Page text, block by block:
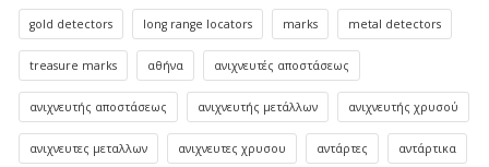
gold detectors long range locators marks metal detectors
treasure marks αθήνα ανιχνευτές αποστάσεως
ανιχνευτής αποστάσεως ανιχνευτής μετάλλων ανιχνευτής χρυσού
ανιχνευτες μεταλλων ανιχνευτες χρυσου αντάρτες αντάρτικα